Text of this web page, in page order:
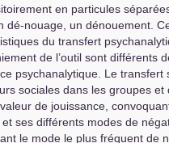
en particules
dé-nouage, un dénouement.
du transfert
de l’outil sont différents
psychanalytique. Le transfert
sociales dans les groupes et
de jouissance,
ses différents modes de
le mode le plus fréquent de